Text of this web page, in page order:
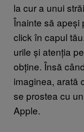
la cur a unui
Înainte să apeși
click în capul
urile și atenția
obține. Însă
imaginea, arată
se prostea cu
Apple.